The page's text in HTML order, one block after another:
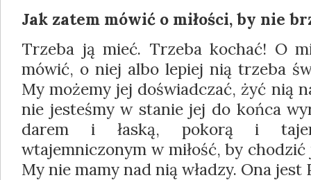
Jak zatem mówić o miłości, by nie
Trzeba ją mieć. Trzeba kochać! O
mówić, o niej albo lepiej nią trzeba
My możemy jej doświadczać, żyć nią
nie jesteśmy w stanie jej do końca
darem i łaską, pokorą i
wtajemniczonym w miłość, by
My nie mamy nad nią władzy. Ona jest